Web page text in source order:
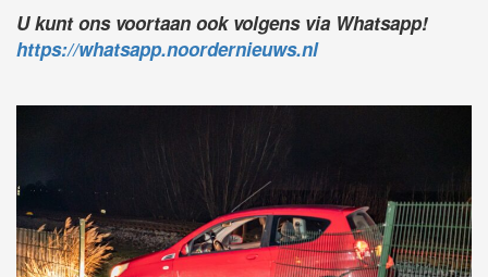
U kunt ons voortaan ook volgens via Whatsapp!
https://whatsapp.noordernieuws.nl